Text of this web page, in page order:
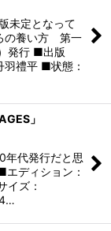
未定となって
の養い方 第一
発行 ■出版
禮平 ■状態：
」
代発行だと思
ディション：
イズ：